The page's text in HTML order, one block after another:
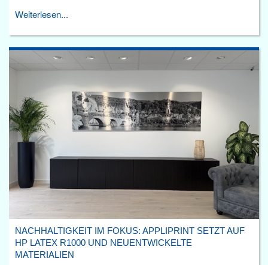
Weiterlesen...
NACHHALTIGKEIT IM FOKUS: APPLIPRINT SETZT AUF
HP LATEX R1000 UND NEUENTWICKELTE
MATERIALIEN